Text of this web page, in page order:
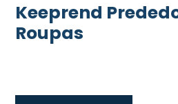
Keeprend
Roupas